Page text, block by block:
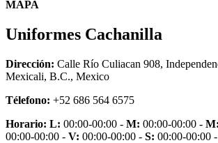
MAPA
Uniformes Cachanilla
Dirección: Calle Río Culiacan 908,
Mexicali, B.C., Mexico
Télefono: +52 686 564 6575
Horario: L: 00:00-00:00 - M: 00:00-00:00 - M:
00:00-00:00 - V: 00:00-00:00 - S: 00:00-00:00 -